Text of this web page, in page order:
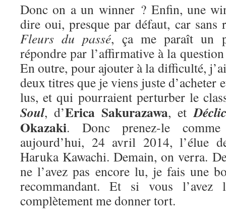
Donc on a un winner ? Enfin, une
dire oui, presque par défaut, car sans
Fleurs du passé, ça me paraît un
répondre par l’affirmative à la
En outre, pour ajouter à la difficulté,
deux titres que je viens juste d’acheter
lus, et qui pourraient perturber le
Soul, d’Erica Sakurazawa, et
Okazaki. Donc prenez-le
aujourd’hui, 24 avril 2014, l’élue
Haruka Kawachi. Demain, on verra.
ne l’avez pas encore lu, je fais une
recommandant. Et si vous l’avez
complètement me donner tort.